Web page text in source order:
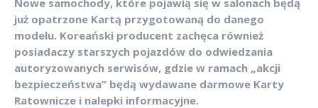
już opatrzone Kartą przygotowaną do danego
modelu. Koreański producent zachęca również
posiadaczy starszych pojazdów do odwiedzania
autoryzowanych serwisów, gdzie w ramach „akcji
bezpieczeństwa” będą wydawane darmowe Karty
Ratownicze i nalepki informacyjne.